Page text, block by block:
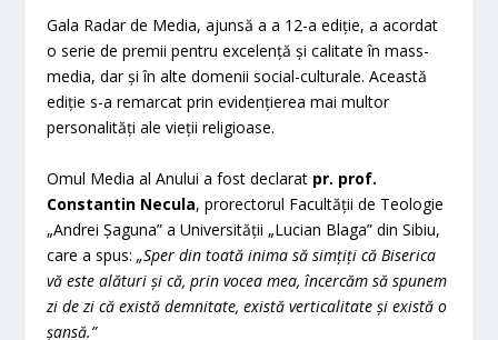
Gala Radar de Media, ajunsă a a 12-a ediție, a acordat
o serie de premii pentru excelență și calitate în mass-
media, dar și în alte domenii social-culturale. Această
ediție s-a remarcat prin evidențierea mai multor
personalități ale vieții religioase.
Omul Media al Anului a fost declarat pr. prof.
Constantin Necula, prorectorul Facultății de Teologie
„Andrei Șaguna” a Universității „Lucian Blaga” din Sibiu,
care a spus:„Sper din toată inima să simțiți că Biserica
vă este alături și că, prin vocea mea, încercăm să spunem
zi de zi că există demnitate, există verticalitate și există o
șansă.”